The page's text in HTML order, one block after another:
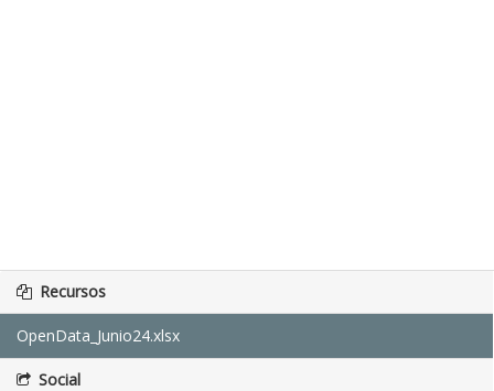
Recursos
OpenData_Junio24.xlsx
Social